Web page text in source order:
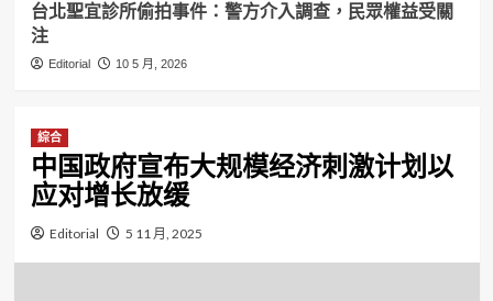
台北聖宜診所偷拍事件：警方介入調查，民眾權益受關
注
Editorial 10 5 月, 2026
綜合
中国政府宣布大规模经济刺激计划以
应对增长放缓
Editorial 5 11 月, 2025